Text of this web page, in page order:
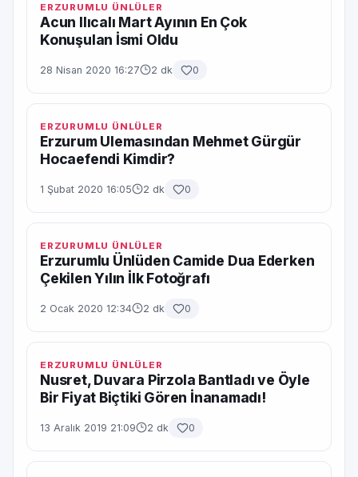
ERZURUMLU ÜNLÜLER
Acun Ilıcalı Mart Ayının En Çok
Konuşulan İsmi Oldu
28 Nisan 2020 16:27 2 dk 0
ERZURUMLU ÜNLÜLER
Erzurum Ulemasından Mehmet Gürgür
Hocaefendi Kimdir?
1 Şubat 2020 16:05 2 dk 0
ERZURUMLU ÜNLÜLER
Erzurumlu Ünlüden Camide Dua Ederken
Çekilen Yılın İlk Fotoğrafı
2 Ocak 2020 12:34 2 dk 0
ERZURUMLU ÜNLÜLER
Nusret, Duvara Pirzola Bantladı ve Öyle
Bir Fiyat Biçtiki Gören İnanamadı!
13 Aralık 2019 21:09 2 dk 0